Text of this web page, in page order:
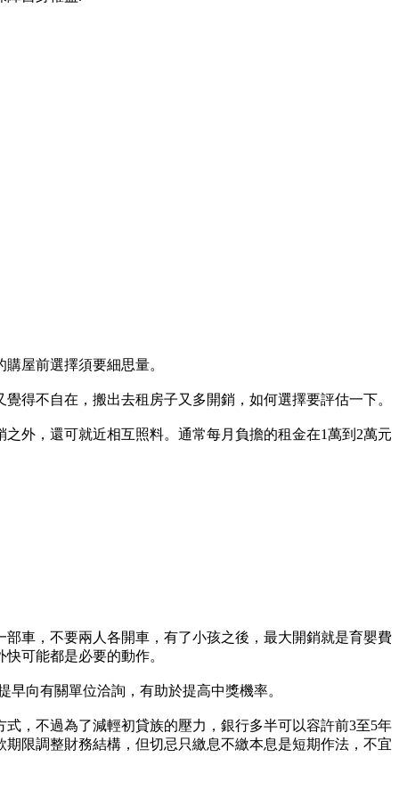
屋前選擇須要細思量。
得不自在，搬出去租房子又多開銷，如何選擇要評估一下。
外，還可就近相互照料。通常每月負擔的租金在1萬到2萬元
車，不要兩人各開車，有了小孩之後，最大開銷就是育嬰費
可能都是必要的動作。
向有關單位洽詢，有助於提高中獎機率。
，不過為了減輕初貸族的壓力，銀行多半可以容許前3至5年
限調整財務結構，但切忌只繳息不繳本息是短期作法，不宜